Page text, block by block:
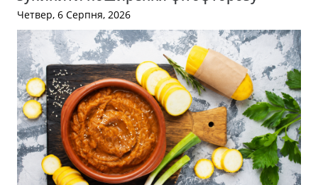
Четвер, 6 Серпня, 2026